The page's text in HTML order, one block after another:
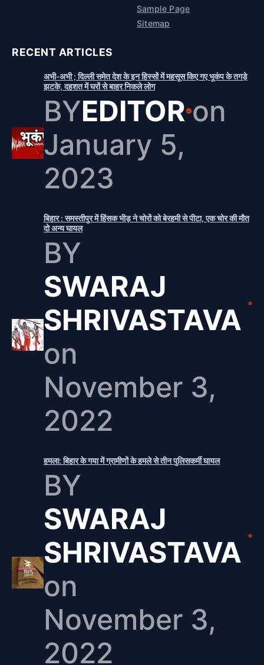
Sample Page
Sitemap
RECENT ARTICLES
अभी-अभी ; दिल्ली समेत देश के इन हिस्सों में महसूस किए गए भूकंप के तगड़े
झटके, दहशत में घरों से बाहर निकले लोग
BYEDITOR on
January 5,
2023
बिहार : समस्तीपुर में हिंसक भीड़ ने चोरों को बेरहमी से पीटा, एक चोर की मौत
दो अन्य घायल
BY
SWARAJ
SHRIVASTAVA
on
November 3,
2022
हमला: बिहार के गया में ग्रामीणों के हमले से तीन पुलिसकर्मी घायल
BY
SWARAJ
SHRIVASTAVA
on
November 3,
2022